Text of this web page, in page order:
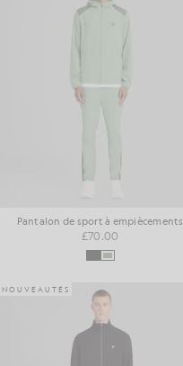
Pantalon de sport à empiècements
£70.00
NOUVEAUTÉS